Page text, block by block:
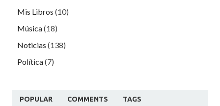
Mis Libros (10)
Música(18)
Noticias (138)
Política(7)
POPULAR COMMENTS TAGS